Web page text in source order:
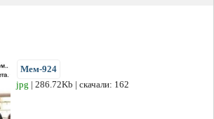
Мем-924
jpg | 286.72Kb | скачали: 162